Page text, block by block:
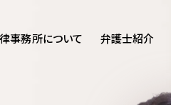
事務所について 弁護士紹介